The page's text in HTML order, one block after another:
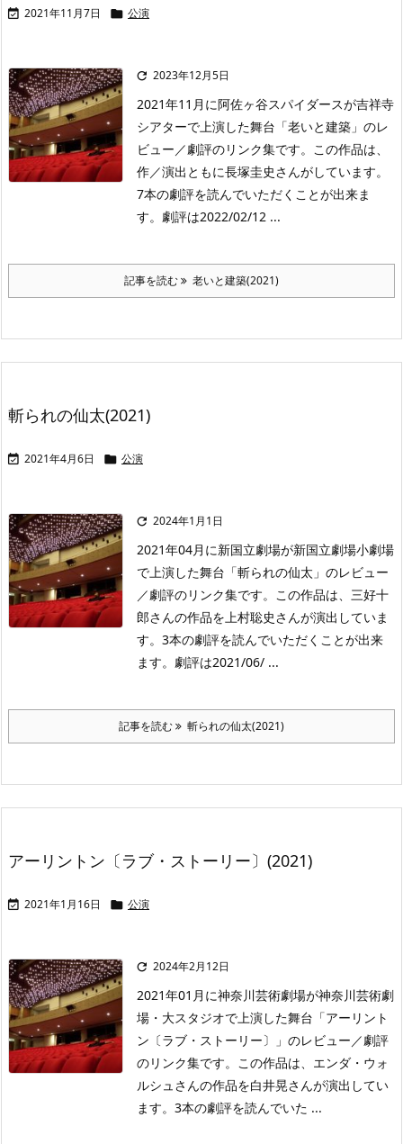
 2021年11月7日  公演
 2023年12月5日
2021年11月に阿佐ヶ谷スパイダースが吉祥寺
シアターで上演した舞台「老いと建築」のレ
ビュー／劇評のリンク集です。この作品は、
作／演出ともに長塚圭史さんがしています。
7本の劇評を読んでいただくことが出来ま
す。劇評は2022/02/12 ...
記事を読む 老いと建築(2021)
斬られの仙太(2021)
 2021年4月6日  公演
 2024年1月1日
2021年04月に新国立劇場が新国立劇場小劇場
で上演した舞台「斬られの仙太」のレビュー
／劇評のリンク集です。この作品は、三好十
郎さんの作品を上村聡史さんが演出していま
す。3本の劇評を読んでいただくことが出来
ます。劇評は2021/06/ ...
記事を読む 斬られの仙太(2021)
アーリントン〔ラブ・ストーリー〕(2021)
 2021年1月16日  公演
 2024年2月12日
2021年01月に神奈川芸術劇場が神奈川芸術劇
場・大スタジオで上演した舞台「アーリント
ン〔ラブ・ストーリー〕」のレビュー／劇評
のリンク集です。この作品は、エンダ・ウォ
ルシュさんの作品を白井晃さんが演出してい
ます。3本の劇評を読んでいた ...